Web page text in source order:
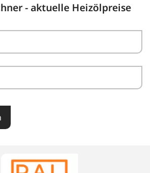
- aktuelle Heizölpreise